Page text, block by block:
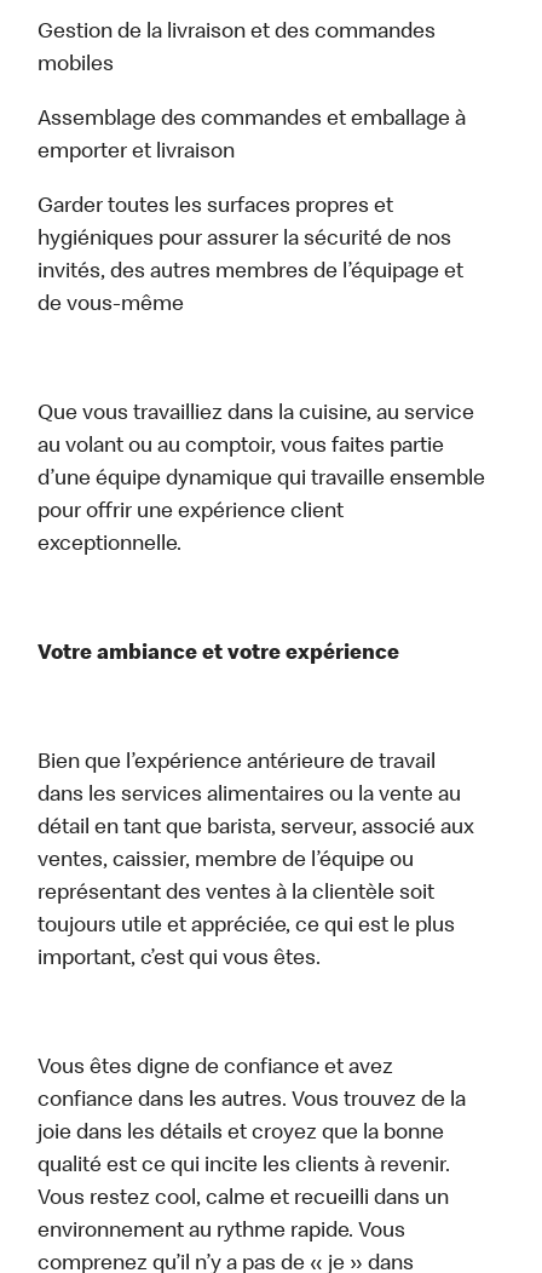
Gestion de la livraison et des commandes
mobiles
Assemblage des commandes et emballage à
emporter et livraison
Garder toutes les surfaces propres et
hygiéniques pour assurer la sécurité de nos
invités, des autres membres de l’équipage et
de vous-même
Que vous travailliez dans la cuisine, au service
au volant ou au comptoir, vous faites partie
d’une équipe dynamique qui travaille ensemble
pour offrir une expérience client
exceptionnelle.
Votre ambiance et votre expérience
Bien que l’expérience antérieure de travail
dans les services alimentaires ou la vente au
détail en tant que barista, serveur, associé aux
ventes, caissier, membre de l’équipe ou
représentant des ventes à la clientèle soit
toujours utile et appréciée, ce qui est le plus
important, c’est qui vous êtes.
Vous êtes digne de confiance et avez
confiance dans les autres. Vous trouvez de la
joie dans les détails et croyez que la bonne
qualité est ce qui incite les clients à revenir.
Vous restez cool, calme et recueilli dans un
environnement au rythme rapide. Vous
comprenez qu’il n’y a pas de « je » dans